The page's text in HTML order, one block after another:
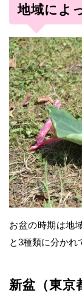
地域によ
お盆の時期は地
と3種類に分かれ
新盆（東京